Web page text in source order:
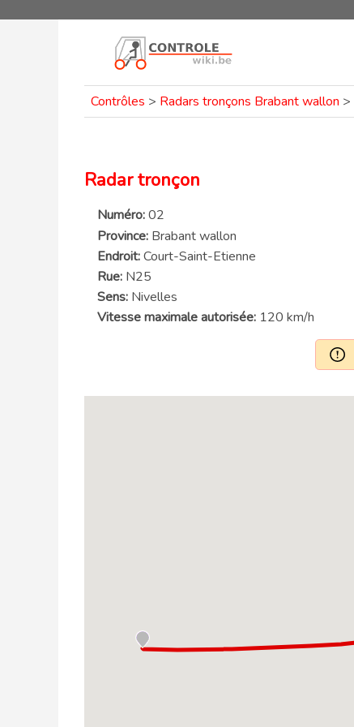
Contrôles > Radars tronçons Brabant wallon >
Radar tronçon
Numéro:02
Province: Brabant wallon
Endroit:Court-Saint-Etienne
Rue: N25
Sens: Nivelles
Vitesse maximale autorisée: 120 km/h